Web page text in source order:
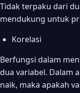
Tidak terpaku dari
mendukung untuk
Korelasi
Berfungsi dalam
dua variabel. Dalam
naik, maka apakah